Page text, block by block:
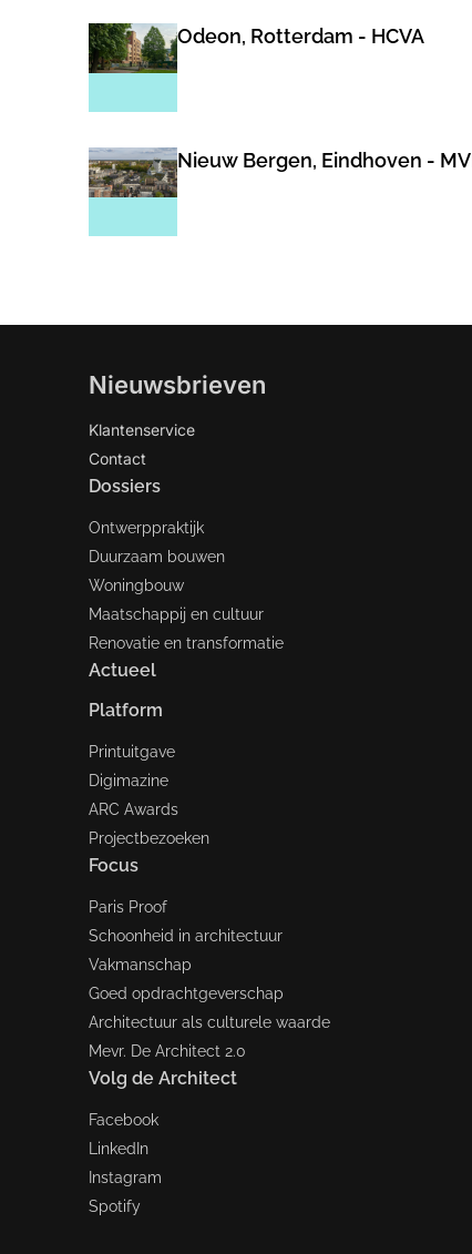
Odeon, Rotterdam - HCVA
Nieuw Bergen, Eindhoven -
Nieuwsbrieven
Klantenservice
Contact
Dossiers
Ontwerppraktijk
Duurzaam bouwen
Woningbouw
Maatschappij en cultuur
Renovatie en transformatie
Actueel
Platform
Printuitgave
Digimazine
ARC Awards
Projectbezoeken
Focus
Paris Proof
Schoonheid in architectuur
Vakmanschap
Goed opdrachtgeverschap
Architectuur als culturele waarde
Mevr. De Architect 2.0
Volg de Architect
Facebook
LinkedIn
Instagram
Spotify